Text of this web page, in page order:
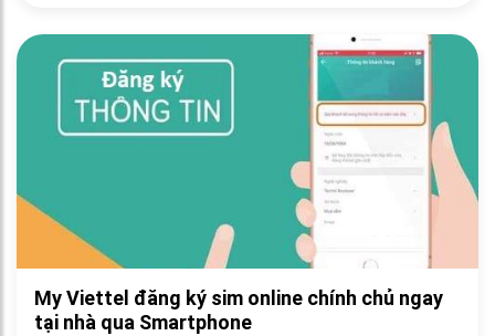
My Viettel đăng ký sim online chính chủ ngay
tại nhà qua Smartphone